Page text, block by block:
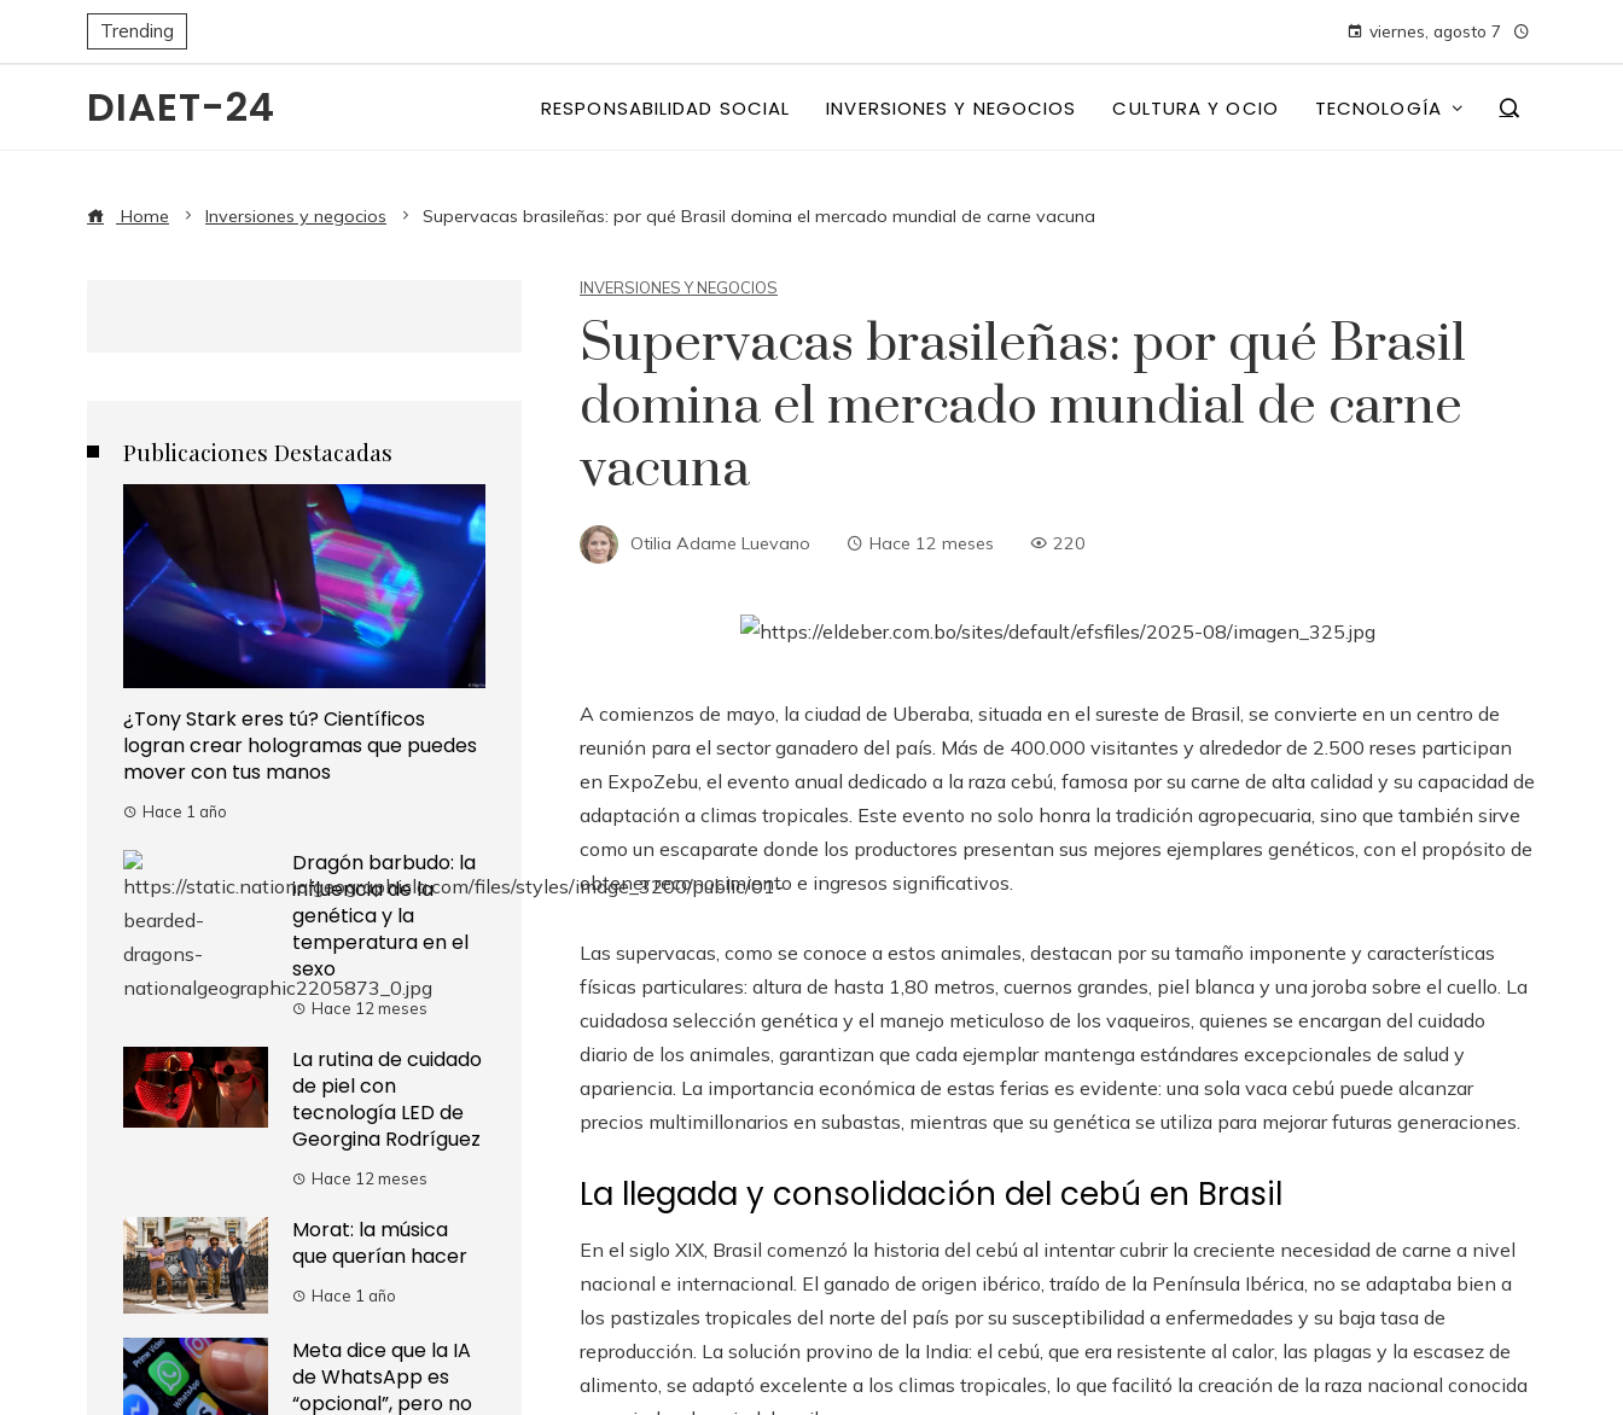
Trending viernes, agosto 7
DIAET-24 RESPONSABILIDAD SOCIAL INVERSIONES Y NEGOCIOS CULTURA Y OCIO TECNOLOGÍA
Home Inversiones y negocios Supervacas brasileñas: por qué Brasil domina el mercado mundial de carne vacuna
INVERSIONES Y NEGOCIOS
Supervacas brasileñas: por qué Brasil
domina el mercado mundial de carne
vacuna
Otilia Adame Luevano Hace 12 meses 220
A comienzos de mayo, la ciudad de Uberaba, situada en el sureste de Brasil, se convierte en un centro de
reunión para el sector ganadero del país. Más de 400.000 visitantes y alrededor de 2.500 reses participan
en ExpoZebu, el evento anual dedicado a la raza cebú, famosa por su carne de alta calidad y su capacidad de
adaptación a climas tropicales. Este evento no solo honra la tradición agropecuaria, sino que también sirve
como un escaparate donde los productores presentan sus mejores ejemplares genéticos, con el propósito de
obtener reconocimiento e ingresos significativos.
Las supervacas, como se conoce a estos animales, destacan por su tamaño imponente y características
físicas particulares: altura de hasta 1,80 metros, cuernos grandes, piel blanca y una joroba sobre el cuello. La
cuidadosa selección genética y el manejo meticuloso de los vaqueiros, quienes se encargan del cuidado
diario de los animales, garantizan que cada ejemplar mantenga estándares excepcionales de salud y
apariencia. La importancia económica de estas ferias es evidente: una sola vaca cebú puede alcanzar
precios multimillonarios en subastas, mientras que su genética se utiliza para mejorar futuras generaciones.
La llegada y consolidación del cebú en Brasil
En el siglo XIX, Brasil comenzó la historia del cebú al intentar cubrir la creciente necesidad de carne a nivel
nacional e internacional. El ganado de origen ibérico, traído de la Península Ibérica, no se adaptaba bien a
los pastizales tropicales del norte del país por su susceptibilidad a enfermedades y su baja tasa de
reproducción. La solución provino de la India: el cebú, que era resistente al calor, las plagas y la escasez de
alimento, se adaptó excelente a los climas tropicales, lo que facilitó la creación de la raza nacional conocida
Publicaciones Destacadas
¿Tony Stark eres tú? Científicos
logran crear hologramas que puedes
mover con tus manos
Hace 1 año
Dragón barbudo: la
influencia de la
genética y la
temperatura en el
sexo
Hace 12 meses
La rutina de cuidado
de piel con
tecnología LED de
Georgina Rodríguez
Hace 12 meses
Morat: la música
que querían hacer
Hace 1 año
Meta dice que la IA
de WhatsApp es
“opcional”, pero no